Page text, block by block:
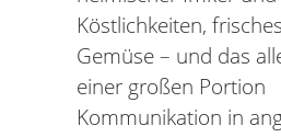
Köstlichkeiten,
Gemüse – und das
einer großen Portion
Kommunikation in